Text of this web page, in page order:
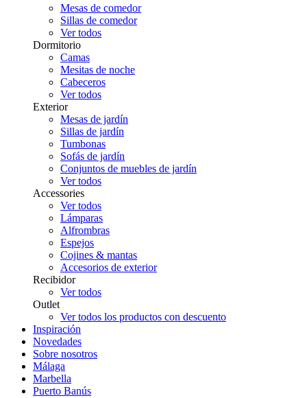
Mesas de comedor
Sillas de comedor
Ver todos
Dormitorio
Camas
Mesitas de noche
Cabeceros
Ver todos
Exterior
Mesas de jardín
Sillas de jardín
Tumbonas
Sofás de jardín
Conjuntos de muebles de jardín
Ver todos
Accessories
Ver todos
Lámparas
Alfrombras
Espejos
Cojines & mantas
Accesorios de exterior
Recibidor
Ver todos
Outlet
Ver todos los productos con descuento
Inspiración
Novedades
Sobre nosotros
Málaga
Marbella
Puerto Banús